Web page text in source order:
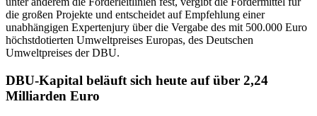
die großen Projekte und entscheidet auf Empfehlung einer
unabhängigen Expertenjury über die Vergabe des mit 500.000 Euro
höchstdotierten Umweltpreises Europas, des Deutschen
Umweltpreises der DBU.
DBU-Kapital beläuft sich heute auf über 2,24
Milliarden Euro